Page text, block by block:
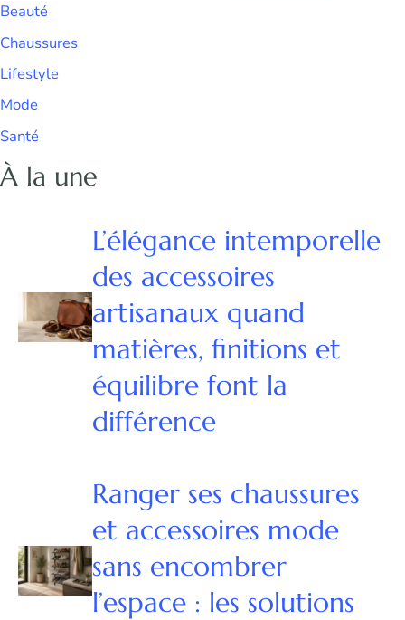
Beauté
Chaussures
Lifestyle
Mode
Santé
À la une
L’élégance intemporelle
des accessoires
artisanaux quand
matières, finitions et
équilibre font la
différence
Ranger ses chaussures
et accessoires mode
sans encombrer
l’espace : les solutions